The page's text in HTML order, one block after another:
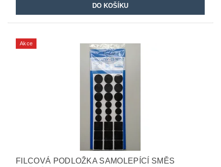
Akce
FILCOVÁ PODLOŽKA SAMOLEPÍCÍ SMĚS